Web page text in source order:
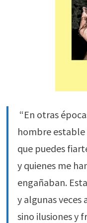
“En otras
hombre estable
que puedes
y quienes me
engañaban.
y algunas veces
sino ilusiones y